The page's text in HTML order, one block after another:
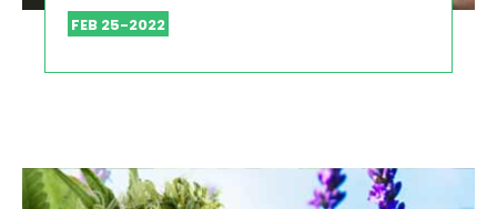
FEB 25-2022